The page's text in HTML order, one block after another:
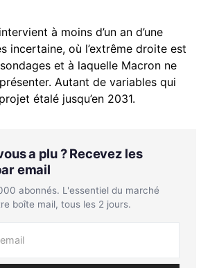
à moins d’un an d’une
incertaine, où l’extrême droite est
et à laquelle Macron ne
Autant de variables qui
étalé jusqu’en 2031.
a plu ? Recevez les
email
abonnés. L'essentiel du marché
boîte mail, tous les 2 jours.